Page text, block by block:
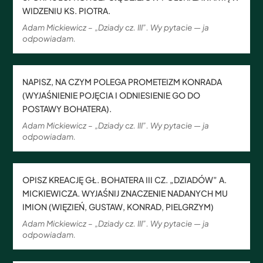
WIDZENIU KS. PIOTRA.
Adam Mickiewicz – „Dziady cz. III”. Wy pytacie — ja
odpowiadam.
NAPISZ, NA CZYM POLEGA PROMETEIZM KONRADA
(WYJAŚNIENIE POJĘCIA I ODNIESIENIE GO DO
POSTAWY BOHATERA).
Adam Mickiewicz – „Dziady cz. III”. Wy pytacie — ja
odpowiadam.
OPISZ KREACJĘ GŁ. BOHATERA III CZ. „DZIADÓW” A.
MICKIEWICZA. WYJAŚNIJ ZNACZENIE NADANYCH MU
IMION (WIĘZIEŃ, GUSTAW, KONRAD, PIELGRZYM)
Adam Mickiewicz – „Dziady cz. III”. Wy pytacie — ja
odpowiadam.